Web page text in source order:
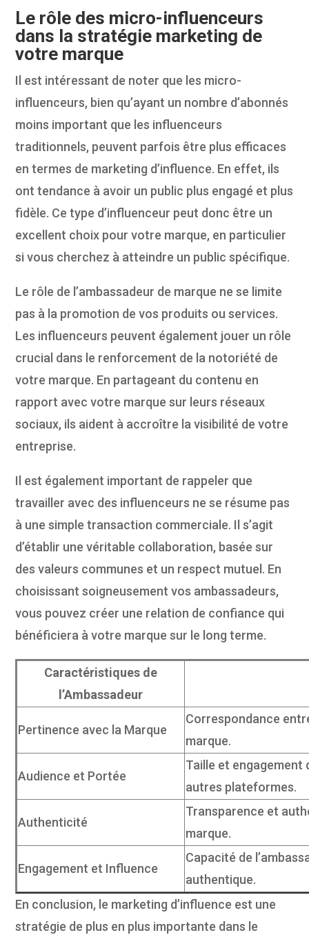
Le rôle des micro-influenceurs
dans la stratégie marketing de
votre marque
Il est intéressant de noter que les micro-
influenceurs, bien qu’ayant un nombre d’abonnés
moins important que les influenceurs
traditionnels, peuvent parfois être plus efficaces
en termes de marketing d’influence. En effet, ils
ont tendance à avoir un public plus engagé et plus
fidèle. Ce type d’influenceur peut donc être un
excellent choix pour votre marque, en particulier
si vous cherchez à atteindre un public spécifique.
Le rôle de l’ambassadeur de marque ne se limite
pas à la promotion de vos produits ou services.
Les influenceurs peuvent également jouer un rôle
crucial dans le renforcement de la notoriété de
votre marque. En partageant du contenu en
rapport avec votre marque sur leurs réseaux
sociaux, ils aident à accroître la visibilité de votre
entreprise.
Il est également important de rappeler que
travailler avec des influenceurs ne se résume pas
à une simple transaction commerciale. Il s’agit
d’établir une véritable collaboration, basée sur
des valeurs communes et un respect mutuel. En
choisissant soigneusement vos ambassadeurs,
vous pouvez créer une relation de confiance qui
bénéficiera à votre marque sur le long terme.
Caractéristiques de
l’Ambassadeur
Pertinence avec la Marque
Correspondance
marque.
Audience et Portée
Taille et engagement
autres plateformes.
Authenticité
Transparence et
marque.
Engagement et Influence
Capacité de
authentique.
En conclusion, le marketing d’influence est une
stratégie de plus en plus importante dans le